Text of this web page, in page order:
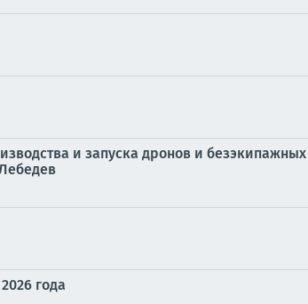
и запуска дронов и
года